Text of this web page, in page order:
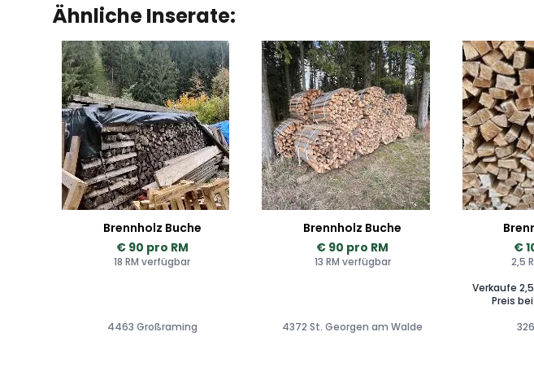
Ähnliche Inserate:
Brennholz Buche
€ 90 pro RM
18 RM verfügbar
4463 Großraming
Brennholz Buche
€ 90 pro RM
13 RM verfügbar
4372 St. Georgen am Walde
€
2,5
Verkaufe
Preis